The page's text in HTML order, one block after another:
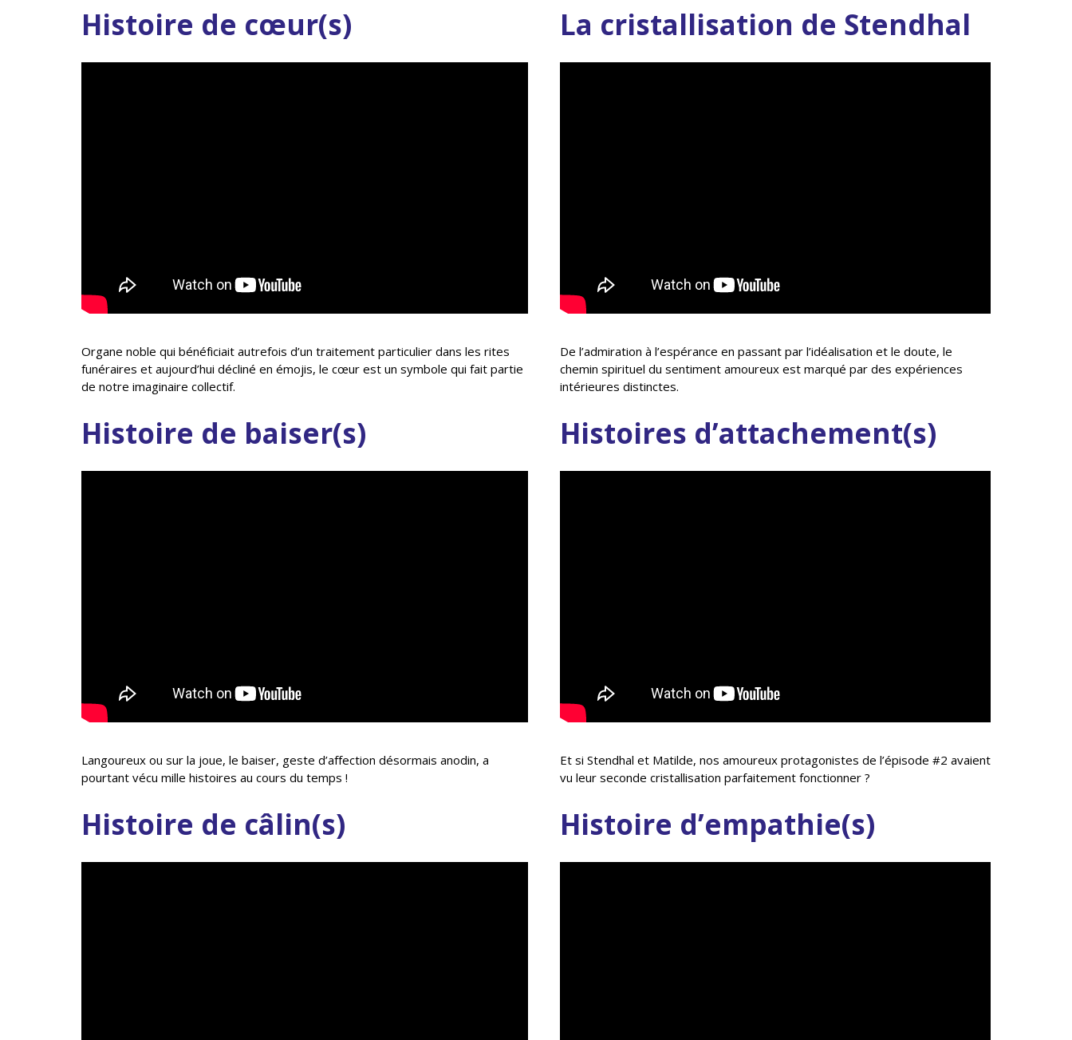
Histoire de cœur(s)
Organe noble qui bénéficiait autrefois d’un traitement particulier dans les rites
funéraires et aujourd’hui décliné en émojis, le cœur est un symbole qui fait partie
de notre imaginaire collectif.
Histoire de baiser(s)
Langoureux ou sur la joue, le baiser, geste d’affection désormais anodin, a
pourtant vécu mille histoires au cours du temps !
Histoire de câlin(s)
La cristallisation de Stendhal
De l’admiration à l’espérance en passant par l’idéalisation et le doute, le
chemin spirituel du sentiment amoureux est marqué par des expériences
intérieures distinctes.
Histoires d’attachement(s)
Et si Stendhal et Matilde, nos amoureux protagonistes de l’épisode #2 avaient
vu leur seconde cristallisation parfaitement fonctionner ?
Histoire d’empathie(s)